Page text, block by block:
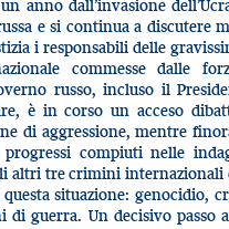
anno dall’invasione
e si continua a discutere
i responsabili delle
commesse dalle
russo, incluso il
è in corso un acceso
di aggressione, mentre
compiuti nelle
altri tre crimini internazionali
situazione: genocidio,
guerra. Un decisivo passo